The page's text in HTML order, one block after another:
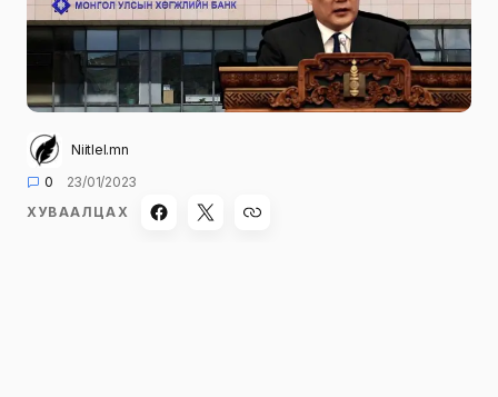
Niitlel.mn
0
23/01/2023
ХУВААЛЦАХ